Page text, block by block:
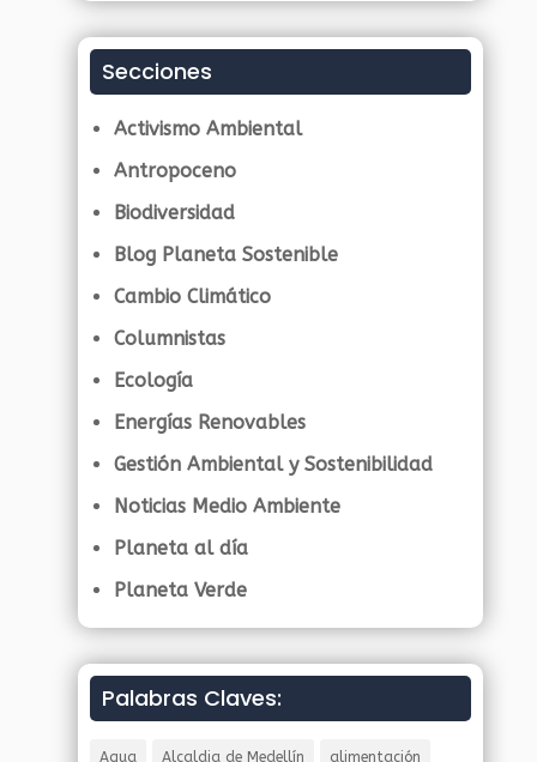
Secciones
Activismo Ambiental
Antropoceno
Biodiversidad
Blog Planeta Sostenible
Cambio Climático
Columnistas
Ecología
Energías Renovables
Gestión Ambiental y Sostenibilidad
Noticias Medio Ambiente
Planeta al día
Planeta Verde
Palabras Claves:
Agua Alcaldia de Medellín alimentación